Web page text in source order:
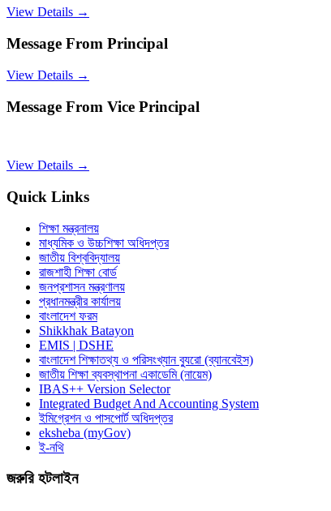
View Details →
Message From Principal
View Details →
Message From Vice Principal
View Details →
Quick Links
শিক্ষা মন্ত্রনালয়
মাধ্যমিক ও উচ্চশিক্ষা অধিদপ্তর
জাতীয় বিশ্ববিদ্যালয়
রাজশাহী শিক্ষা বোর্ড
জনপ্রশাসন মন্ত্রণালয়
প্রধানমন্ত্রীর কার্যালয়
বাংলাদেশ ফরম
Shikkhak Batayon
EMIS | DSHE
বাংলাদেশ শিক্ষাতথ্য ও পরিসংখ্যান ব্যুরো (ব্যানবেইস)
জাতীয় শিক্ষা ব্যবস্থাপনা একাডেমি (নায়েম)
IBAS++ Version Selector
Integrated Budget And Accounting System
ইমিগ্রেশন ও পাসপোর্ট অধিদপ্তর
eksheba (myGov)
ই-নথি
জরুরি হটলাইন